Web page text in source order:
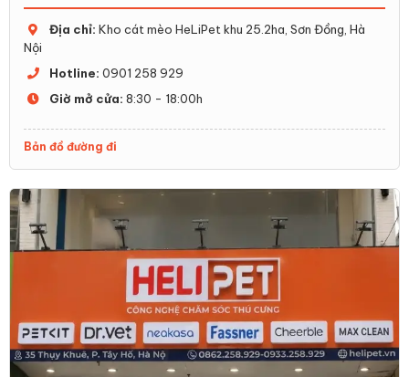
Địa chỉ: Kho cát mèo HeLiPet khu 25.2ha, Sơn Đồng, Hà
Nội
Hotline: 0901 258 929
Giờ mở cửa: 8:30 - 18:00h
Bản đồ đường đi